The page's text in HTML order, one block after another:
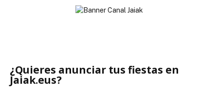
¿Quieres anunciar tus fiestas en
Jaiak.eus?